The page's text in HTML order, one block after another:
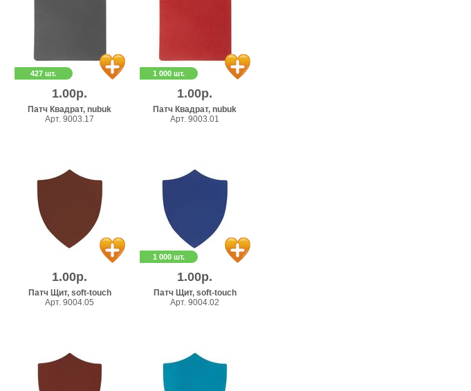
427 шт.
1.00р.
Патч Квадрат, nubuk
Арт. 9003.17
1 000 шт.
1.00р.
Патч Квадрат, nubuk
Арт. 9003.01
1.00р.
Патч Щит, soft-touch
Арт. 9004.05
1 000 шт.
1.00р.
Патч Щит, soft-touch
Арт. 9004.02